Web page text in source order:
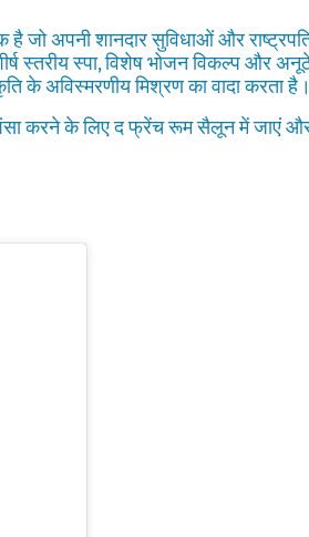
जो अपनी शानदार सुविधाओं और
स्तरीय स्पा, विशेष भोजन विकल्प और
के अविस्मरणीय मिश्रण का वादा करता है।
करने के लिए द फ्रेंच रूम सैलून में जाएं